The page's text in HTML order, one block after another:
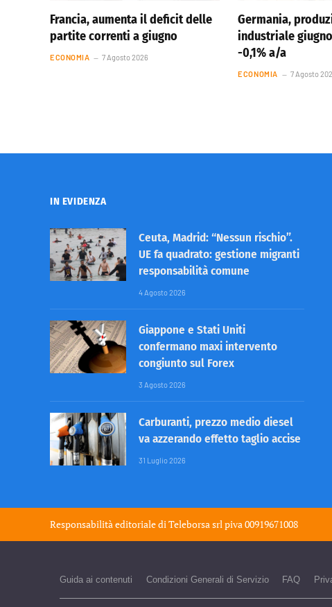
Francia, aumenta il deficit delle
partite correnti a giugno
ECONOMIA 7 Agosto 2026
Germania,
industriale
-0,1% a/a
ECONOMIA 7 Agosto
IN EVIDENZA
Ceuta, Madrid: “Nessun rischio”.
UE fa quadrato: gestione migranti
responsabilità comune
4 Agosto 2026
Giappone e Stati Uniti
confermano maxi intervento
congiunto sul Forex
3 Agosto 2026
Carburanti, prezzo medio diesel
va azzerando effetto taglio accise
31 Luglio 2026
Responsabilità editoriale di Teleborsa srl piva 00919671008
Guida ai contenuti Condizioni Generali di Servizio FAQ